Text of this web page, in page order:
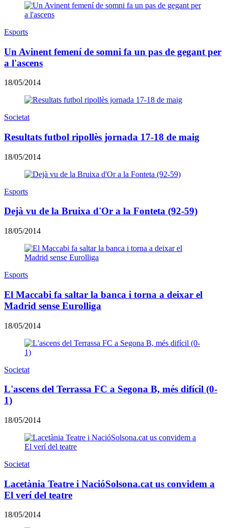
Esports
Un Avinent femení de somni fa un pas de gegant per
a l'ascens
18/05/2014
Societat
Resultats futbol ripollès jornada 17-18 de maig
18/05/2014
Esports
Dejà vu de la Bruixa d'Or a la Fonteta (92-59)
18/05/2014
Esports
El Maccabi fa saltar la banca i torna a deixar el
Madrid sense Eurolliga
18/05/2014
Societat
L'ascens del Terrassa FC a Segona B, més difícil (0-
1)
18/05/2014
Societat
Lacetània Teatre i NacióSolsona.cat us convidem a
El verí del teatre
18/05/2014